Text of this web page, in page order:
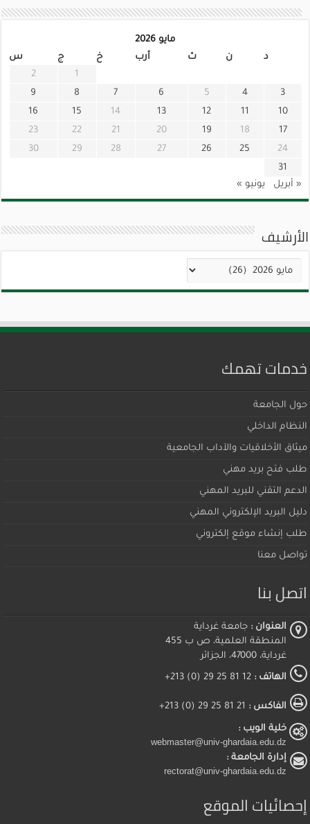
مايو 2026
د
ن ث أرب خ ج
س
1
2
3
4
5
6
7
8
9
10
11
12
13
14
15
16
17
18
19
20
21
22
23
24
25
26
27
28
29
30
31
« أبريل
يونيو »
الأرشيف
الأرشيف
خدمات تهمك
حول الجامعة
النظام الداخلي
ميثاق اﻷخلاقيات والآداب الجامعية
طلب فتح بريد مهني
الدعم التقني للبريد المهني
دليل البريد الإلكتروني المهني
طلب إنشاء موقع إلكتروني
تواصل معنا
اتصل بنا
العنوان : جامعة غرداية
المنطقة العلمية، ص ب 455
غرداية، 47000، الجزائر
الهاتف : 12 81 25 29 (0) 213+
الفاكس :
خلية الويب :
webmaster@univ-ghardaia.edu.dz
إدارة الجامعة :
rectorat@univ-ghardaia.edu.dz
إحصائيات الموقع